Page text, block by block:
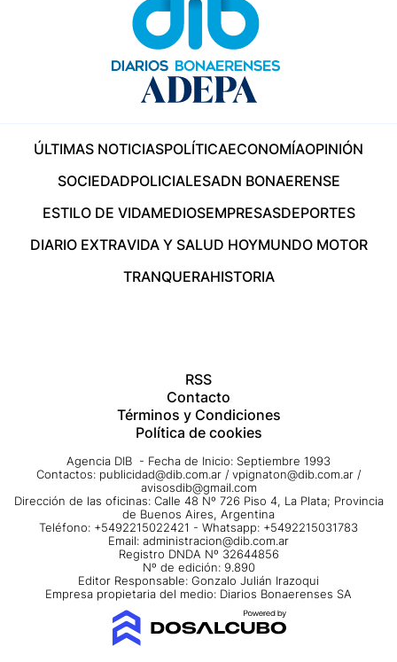
ÚLTIMAS NOTICIASPOLÍTICAECONOMÍAOPINIÓN
SOCIEDADPOLICIALESADN BONAERENSE
ESTILO DE VIDAMEDIOSEMPRESASDEPORTES
DIARIO EXTRAVIDA Y SALUD HOYMUNDO MOTOR
TRANQUERAHISTORIA
RSS
Contacto
Términos y Condiciones
Política de cookies
Agencia DIB - Fecha de Inicio: Septiembre 1993
Contactos: publicidad@dib.com.ar / vpignaton@dib.com.ar /
avisosdib@gmail.com
Dirección de las oficinas: Calle 48 Nº 726 Piso 4, La Plata; Provincia
de Buenos Aires, Argentina
Teléfono: +5492215022421 - Whatsapp: +5492215031783
Email: administracion@dib.com.ar
Registro DNDA Nº 32644856
Nº de edición: 9.890
Editor Responsable: Gonzalo Julián Irazoqui
Empresa propietaria del medio: Diarios Bonaerenses SA